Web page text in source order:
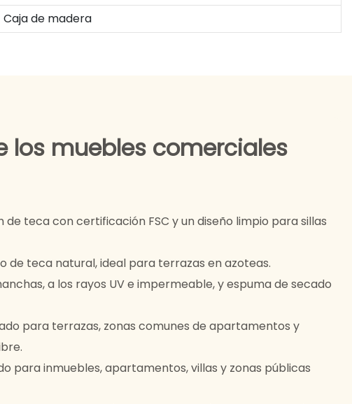
de madera
los muebles comerciales
teca con certificación FSC y un diseño limpio para sillas
de teca natural, ideal para terrazas en azoteas.
a los rayos UV e impermeable, y espuma de secado
para terrazas, zonas comunes de apartamentos y
para inmuebles, apartamentos, villas y zonas públicas